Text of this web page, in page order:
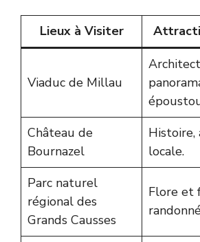
Lieux à Visiter
Viaduc de Millau
Château de
Bournazel
locale.
Parc naturel
régional des
Grands Causses
Flore et